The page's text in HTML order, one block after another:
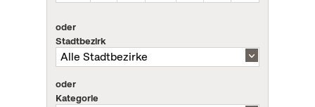
oder
Stadtbezirk
oder
Kategorie